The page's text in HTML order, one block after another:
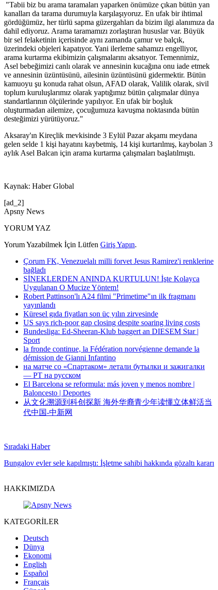
"Tabii biz bu arama taramaları yaparken önümüze çıkan bütün yan
kanalları da tarama durumuyla karşılaşıyoruz. En ufak bir ihtimal
gördüğümüz, her türlü sapma güzergahları da bizim ilgi alanımıza da
dahil ediyoruz. Arama taramamızı zorlaştıran hususlar var. Büyük
bir sel felaketinin içerisinde aynı zamanda çamur ve balçık,
üzerindeki objeleri kapatıyor. Yani ilerleme sahamızı engelliyor,
arama kurtarma ekibimizin çalışmalarını aksatıyor. Temennimiz,
Asel bebeğimizi canlı olarak ve annesinin kucağına onu iade etmek
ve annesinin üzüntüsünü, ailesinin üzüntüsünü gidermektir. Bütün
kamuoyu şu konuda rahat olsun, AFAD olarak, Valilik olarak, sivil
toplum kuruluşlarımız olarak yaptığımız bütün çalışmalar dünya
standartlarının ölçülerinde yapılıyor. En ufak bir boşluk
oluşturmadan ailemize, çocuğumuza kavuşma noktasında bütün
desteğimizi yürütüyoruz."
Aksaray'ın Kireçlik mevkisinde 3 Eylül Pazar akşamı meydana
gelen selde 1 kişi hayatını kaybetmiş, 14 kişi kurtarılmış, kaybolan 3
aylık Asel Balcan için arama kurtarma çalışmaları başlatılmıştı.
Kaynak: Haber Global
[ad_2]
Apsny News
YORUM YAZ
Yorum Yazabilmek İçin Lütfen Giriş Yapın.
Çorum FK, Venezuelalı milli forvet Jesus Ramirez'i renklerine
bağladı
SİNEKLERDEN ANINDA KURTULUN! İşte Kolayca
Uygulanan O Mucize Yöntem!
Robert Pattinson'lı A24 filmi "Primetime"ın ilk fragmanı
yayınlandı
Küresel gıda fiyatları son üç yılın zirvesinde
US says rich-poor gap closing despite soaring living costs
Bundesliga: Ed-Sheeran-Klub baggert an DIESEM Star |
Sport
la fronde continue, la Fédération norvégienne demande la
démission de Gianni Infantino
на матче со «Спартаком» летали бутылки и зажигалки
— РТ на русском
El Barcelona se reformula: más joven y menos nombre |
Baloncesto | Deportes
从文化溯源到科创探新 海外华裔青少年读懂立体鲜活当
代中国-中新网
Sıradaki Haber
Bungalov evler sele kapılmıştı: İşletme sahibi hakkında gözaltı kararı
HAKKIMIZDA
KATEGORİLER
Deutsch
Dünya
Ekonomi
English
Español
Français